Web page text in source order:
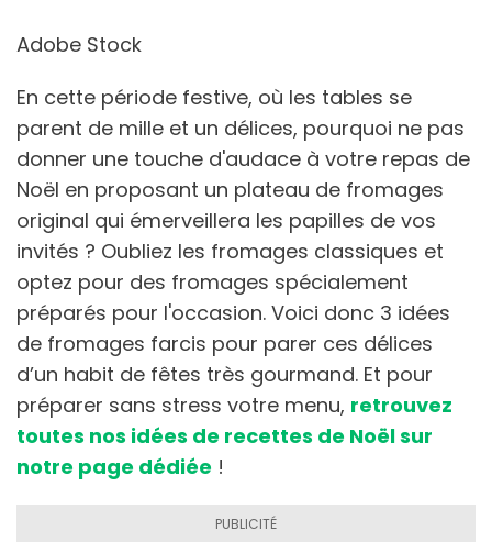
Adobe Stock
En cette période festive, où les tables se
parent de mille et un délices, pourquoi ne pas
donner une touche d'audace à votre repas de
Noël en proposant un plateau de fromages
original qui émerveillera les papilles de vos
invités ? Oubliez les fromages classiques et
optez pour des fromages spécialement
préparés pour l'occasion. Voici donc 3 idées
de fromages farcis pour parer ces délices
d’un habit de fêtes très gourmand. Et pour
préparer sans stress votre menu, retrouvez
toutes nos idées de recettes de Noël sur
notre page dédiée !